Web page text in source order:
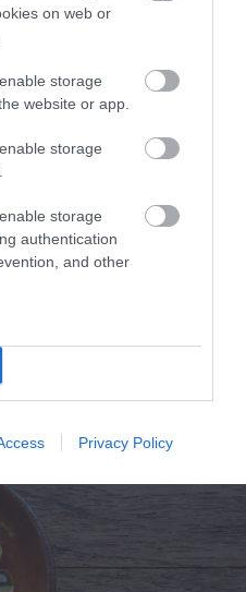
on web or
storage
website or app.
storage
storage
authentication
and other
Privacy Policy
στις ελληνικές
τις